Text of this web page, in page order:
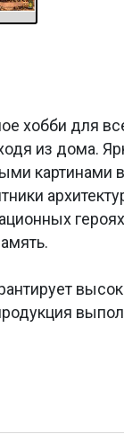
хобби для
из дома.
картинами